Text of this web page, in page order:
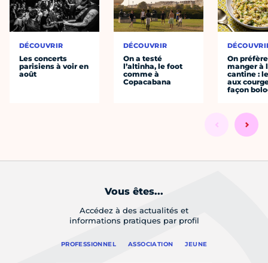
DÉCOUVRIR
Les concerts
parisiens à voir en
août
DÉCOUVRIR
On a testé
l’altinha, le foot
comme à
Copacabana
On préfère
manger à
cantine :
aux
façon
Vous êtes...
Accédez à des actualités et
informations pratiques par profil
PROFESSIONNEL ASSOCIATION JEUNE